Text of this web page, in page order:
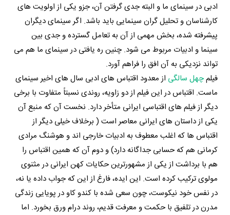
ادبی در سینمای ما و البته جدی گرفتن آن، جزو یکی از اولویت های
کارشناسان و تحلیل گران سینمایی باید باشد. اگر سینمای دیگران
پیشرفته شده، بخش مهمی از آن به تعامل گسترده و جدی بین
سینما و ادبیات مربوط می شود. چنین ره یافتی در سینمای ما هم می
تواند نزدیکی به آن افق را فراهم آورد.
فیلمچهل سالگی از معدود اقتباس های ادبی سال های اخیر سینمای
ماست. اقتباس در این فیلم از دو زاویه، روندی نسبتاً متفاوت با برخی
دیگر از فیلم های اقتباسی ایرانی متأخر دارد. نخست آن که منبع آن
یکی از داستان های ایرانی معاصر است ( برخلاف خیلی دیگر از
اقتباس ها که اغلب معطوف به ادبیات خارجی اند و هوشنگ مرادی
کرمانی هم که حسابی جداگانه دارد) و دوم آن که همین اقتباس را
هم با برداشت از یکی از مشهورترین حکایات کهن ایرانی در مثنوی
مولوی ترکیب کرده است. این ایده، فارغ از این که جواب داده یا نه،
در نفس خود نیکوست، چون سعی شده با کندو کاو در پویایی زندگی
مدرن در تلفیق با حکمت و معرفت قدیم، روند درام ورق بخورد. اما